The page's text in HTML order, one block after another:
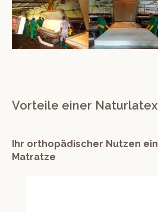
Vorteile einer
Ihr orthopädischer Nutzen
Matratze